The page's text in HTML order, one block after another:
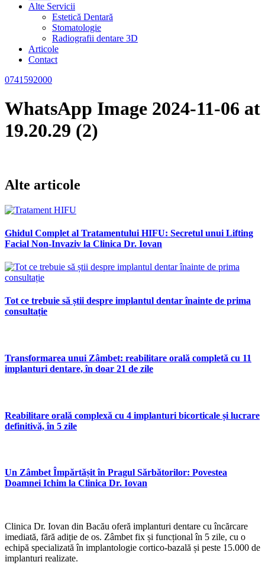
Alte Servicii
Estetică Dentară
Stomatologie
Radiografii dentare 3D
Articole
Contact
0741592000
WhatsApp Image 2024-11-06 at
19.20.29 (2)
Alte articole
Ghidul Complet al Tratamentului HIFU: Secretul unui Lifting
Facial Non-Invaziv la Clinica Dr. Iovan
Tot ce trebuie să știi despre implantul dentar înainte de prima
consultație
Transformarea unui Zâmbet: reabilitare orală completă cu 11
implanturi dentare, în doar 21 de zile
Reabilitare orală complexă cu 4 implanturi bicorticale și lucrare
definitivă, în 5 zile
Un Zâmbet Împărtășit în Pragul Sărbătorilor: Povestea
Doamnei Ichim la Clinica Dr. Iovan
Clinica Dr. Iovan din Bacău oferă implanturi dentare cu încărcare
imediată, fără adiție de os. Zâmbet fix și funcțional în 5 zile, cu o
echipă specializată în implantologie cortico-bazală și peste 15.000 de
implanturi realizate.